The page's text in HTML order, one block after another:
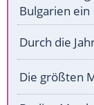
Bulgarien ein
Durch die
Die größten